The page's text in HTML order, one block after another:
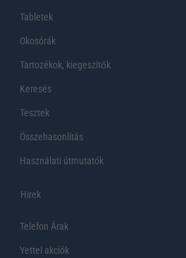
Tabletek
Okosórák
Tartozékok, kiegeszítők
Keresés
Tesztek
Összehasonlítás
Használati útmutatók
Hirek
Telefon Árak
Yettel akciók